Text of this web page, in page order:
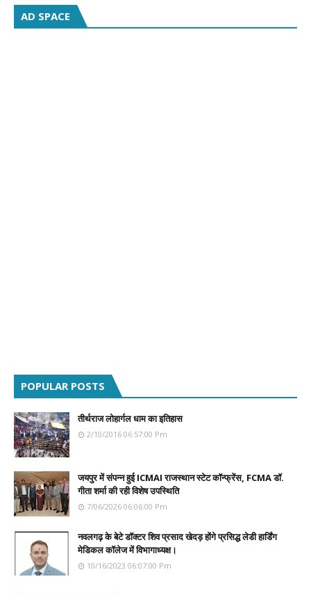
AD SPACE
POPULAR POSTS
तीर्थराज लोहार्गल धाम का इतिहास
2/10/2016 06:57:00 Pm
जयपुर में संपन्न हुई ICMAI राजस्थान स्टेट कॉन्फ्रेंस, FCMA डॉ.
गीता शर्मा की रही विशेष उपस्थिति
7/06/2026 06:06:00 Pm
नवलगढ़ के बेटे डॉक्टर शिव प्रसाद खेदड़ होंगे प्रसिद्ध लेडी हार्डिंग
मेडिकल कॉलेज में विभागाध्यक्ष।
10/16/2023 06:07:00 Pm